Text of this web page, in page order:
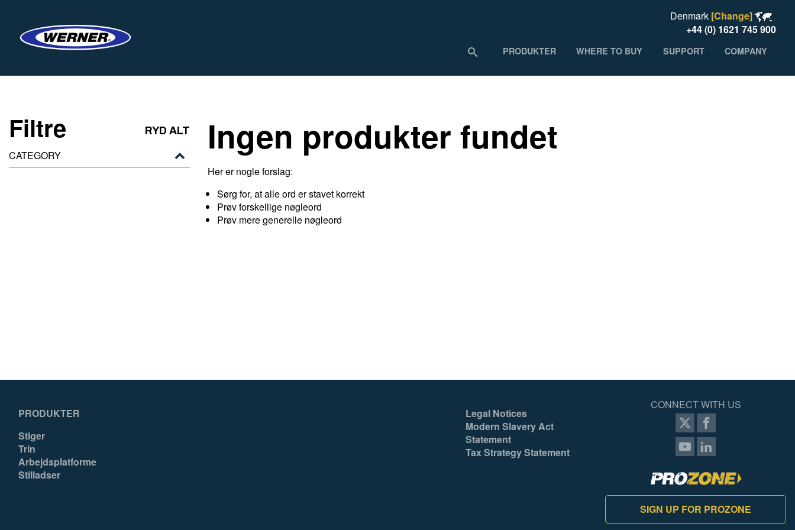
Denmark [Change]
+44 (0) 1621 745 900
PRODUKTER WHERE TO BUY SUPPORT COMPANY
Filtre RYD ALT
CATEGORY Ingen produkter fundet
Her er nogle forslag:
Sørg for, at alle ord er stavet korrekt
Prøv forskellige nøgleord
Prøv mere generelle nøgleord
PRODUKTER
Stiger
Trin
Arbejdsplatforme
Stilladser
Legal Notices
Modern Slavery Act
Statement
Tax Strategy Statement
CONNECT WITH US
SIGN UP FOR PROZONE